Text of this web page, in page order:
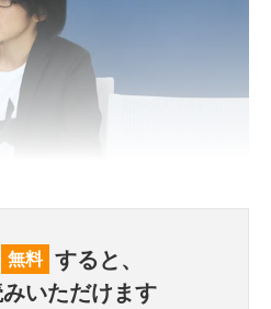
無料 すると、
いただけます